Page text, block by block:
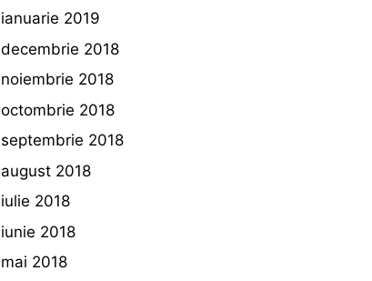
ianuarie 2019
decembrie 2018
noiembrie 2018
octombrie 2018
septembrie 2018
august 2018
iulie 2018
iunie 2018
mai 2018